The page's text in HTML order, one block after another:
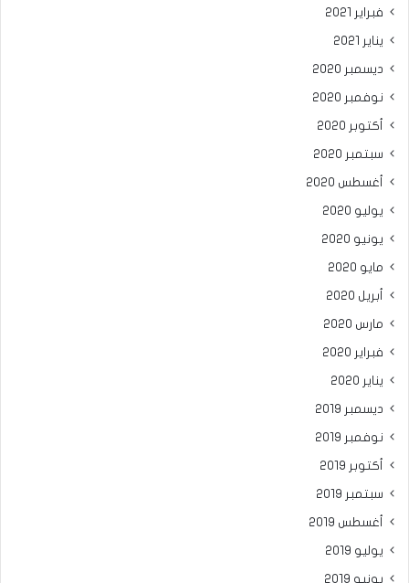
فبراير 2021
يناير 2021
ديسمبر 2020
نوفمبر 2020
أكتوبر 2020
سبتمبر 2020
أغسطس 2020
يوليو 2020
يونيو 2020
مايو 2020
أبريل 2020
مارس 2020
فبراير 2020
يناير 2020
ديسمبر 2019
نوفمبر 2019
أكتوبر 2019
سبتمبر 2019
أغسطس 2019
يوليو 2019
يونيو 2019